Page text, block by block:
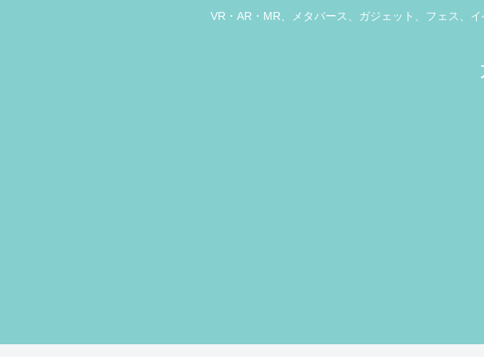
VR・AR・MR、メタバース、ガジェット、フェス、